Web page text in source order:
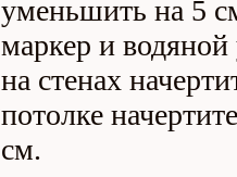
уменьшить на 5
маркер и
на стенах
потолке
см.